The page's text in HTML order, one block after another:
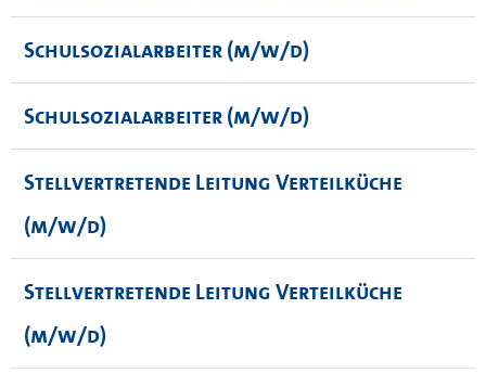
Schulsozialarbeiter (m/w/d)
Schulsozialarbeiter (m/w/d)
Stellvertretende Leitung Verteilküche
(m/w/d)
Stellvertretende Leitung Verteilküche
(m/w/d)